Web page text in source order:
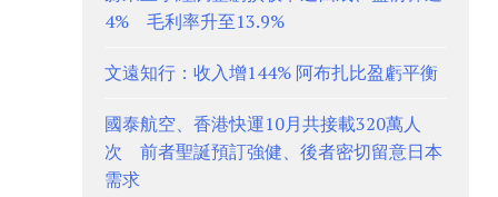
4% 毛利率升至13.9%
文遠知行：收入增144% 阿布扎比盈虧平衡
國泰航空、香港快運10月共接載320萬人
次 前者聖誕預訂強健、後者密切留意日本
需求